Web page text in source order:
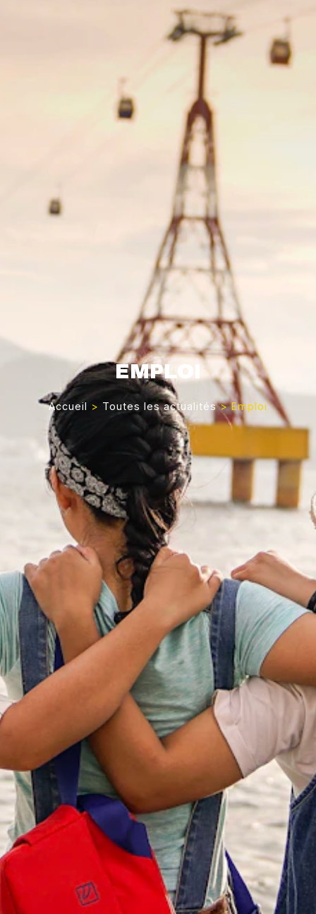
EMPLOI
Accueil > Toutes les actualités>Emploi